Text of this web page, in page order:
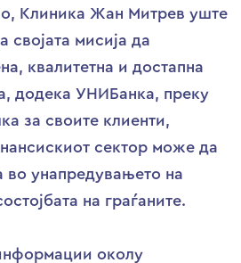
Клиника Жан Митрев уште
својата мисија да
квалитетна и достапна
додека УНИБанка, преку
за своите клиенти,
сектор може да
во унапредувањето на
на граѓаните.
околу